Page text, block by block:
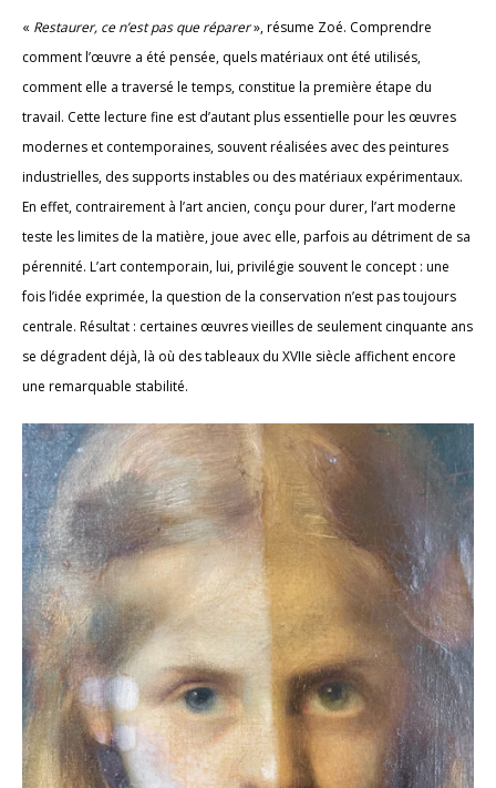
« Restaurer, ce n’est pas que réparer», résume Zoé. Comprendre
comment l’œuvre a été pensée, quels matériaux ont été utilisés,
comment elle a traversé le temps, constitue la première étape du
travail. Cette lecture fine est d’autant plus essentielle pour les œuvres
modernes et contemporaines, souvent réalisées avec des peintures
industrielles, des supports instables ou des matériaux expérimentaux.
En effet, contrairement à l’art ancien, conçu pour durer, l’art moderne
teste les limites de la matière, joue avec elle, parfois au détriment de sa
pérennité. L’art contemporain, lui, privilégie souvent le concept : une
fois l’idée exprimée, la question de la conservation n’est pas toujours
centrale. Résultat : certaines œuvres vieilles de seulement cinquante ans
se dégradent déjà, là où des tableaux du XVIIe siècle affichent encore
une remarquable stabilité.